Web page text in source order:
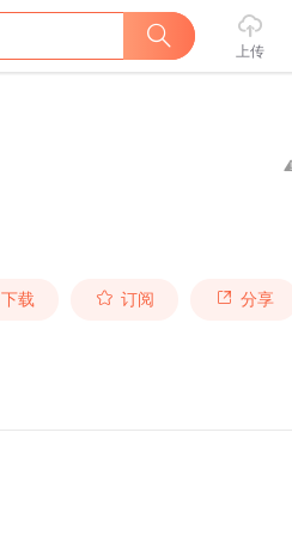
上传
下载 订阅 分享